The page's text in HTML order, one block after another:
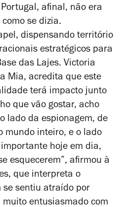
afinal, não era
se dizia.
dispensando território
estratégicos para
das Lajes. Victoria
Mia, acredita que este
terá impacto junto
que vão gostar, acho
lado da espionagem, de
mundo inteiro, e o lado
hoje em dia,
esquecerem”, afirmou à
que interpreta o
se sentiu atraído por
entusiasmado com